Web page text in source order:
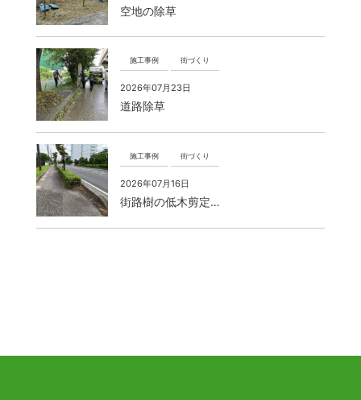
空地の除草
施工事例 街づくり
2026年07月23日
道路除草
施工事例 街づくり
2026年07月16日
街路樹の低木剪定…